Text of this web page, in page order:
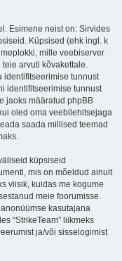
Esimene neist on: Sirvides
Küpsised (ehk ingl. k
mille veebiserver
arvuti kõvakettale.
identifitseerimise tunnust
identifitseerimise tunnust
jaoks määratud phpBB
oled oma veebilehitsejaga
saada millised teemad
küpsiseid
mis on mõeldud ainult
viisik, kuidas me kogume
meie foorumisse.
kasutajana
“StrikeTeam” liikmeks
ja/või sisselogimist